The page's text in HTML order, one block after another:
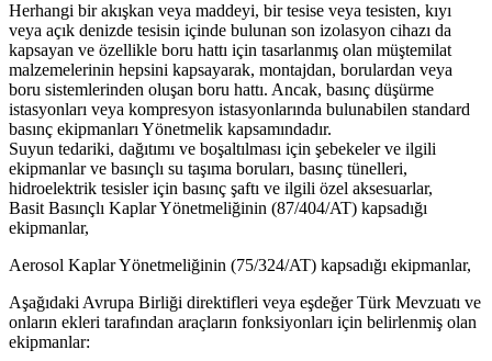
Herhangi bir akışkan veya maddeyi, bir tesise veya tesisten, kıyı
veya açık denizde tesisin içinde bulunan son izolasyon cihazı da
kapsayan ve özellikle boru hattı için tasarlanmış olan müştemilat
malzemelerinin hepsini kapsayarak, montajdan, borulardan veya
boru sistemlerinden oluşan boru hattı. Ancak, basınç düşürme
istasyonları veya kompresyon istasyonlarında bulunabilen standard
basınç ekipmanları Yönetmelik kapsamındadır.
Suyun tedariki, dağıtımı ve boşaltılması için şebekeler ve ilgili
ekipmanlar ve basınçlı su taşıma boruları, basınç tünelleri,
hidroelektrik tesisler için basınç şaftı ve ilgili özel aksesuarlar,
Basit Basınçlı Kaplar Yönetmeliğinin (87/404/AT) kapsadığı
ekipmanlar,
Aerosol Kaplar Yönetmeliğinin (75/324/AT) kapsadığı ekipmanlar,
Aşağıdaki Avrupa Birliği direktifleri veya eşdeğer Türk Mevzuatı ve
onların ekleri tarafından araçların fonksiyonları için belirlenmiş olan
ekipmanlar: